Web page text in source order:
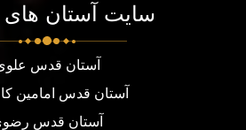
سایت آستان
آستان قدس
آستان قدس امامین
آستان قدس